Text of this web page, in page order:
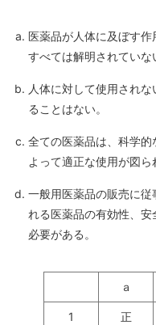
医薬品が人体に及ぼす
すべては解明されていな
人体に対して使用され
ることはない。
全ての医薬品は、科学
よって適正な使用が図ら
一般用医薬品の販売に従
れる医薬品の有効性、
必要がある。
ａ
1 正